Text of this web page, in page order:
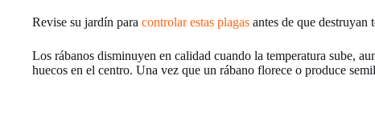
Revise su jardín para controlar estas plagas antes de que destruyan
Los rábanos disminuyen en calidad cuando la temperatura sube,
huecos en el centro. Una vez que un rábano florece o produce